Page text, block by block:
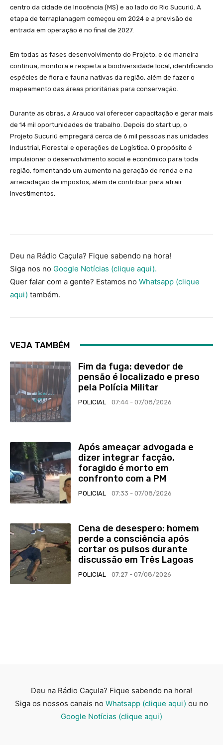
centro da cidade de Inocência (MS) e ao lado do Rio Sucuriú. A
etapa de terraplanagem começou em 2024 e a previsão de
entrada em operação é no final de 2027.
Em todas as fases desenvolvimento do Projeto, e de maneira
contínua, monitora e respeita a biodiversidade local, identificando
espécies de flora e fauna nativas da região, além de fazer o
mapeamento das áreas prioritárias para conservação.
Durante as obras, a Arauco vai oferecer capacitação e gerar mais
de 14 mil oportunidades de trabalho. Depois do start up, o
Projeto Sucuriú empregará cerca de 6 mil pessoas nas unidades
Industrial, Florestal e operações de Logística. O propósito é
impulsionar o desenvolvimento social e econômico para toda
região, fomentando um aumento na geração de renda e na
arrecadação de impostos, além de contribuir para atrair
investimentos.
Deu na Rádio Caçula? Fique sabendo na hora!
Siga nos no Google Notícias (clique aqui).
Quer falar com a gente? Estamos no Whatsapp (clique
aqui) também.
VEJA TAMBÉM
Fim da fuga: devedor de
pensão é localizado e preso
pela Polícia Militar
POLICIAL 07:44 - 07/08/2026
Após ameaçar advogada e
dizer integrar facção,
foragido é morto em
confronto com a PM
POLICIAL 07:33 - 07/08/2026
Cena de desespero: homem
perde a consciência após
cortar os pulsos durante
discussão em Três Lagoas
POLICIAL 07:27 - 07/08/2026
Deu na Rádio Caçula? Fique sabendo na hora!
Siga os nossos canais no Whatsapp (clique aqui) ou no
Google Notícias (clique aqui)